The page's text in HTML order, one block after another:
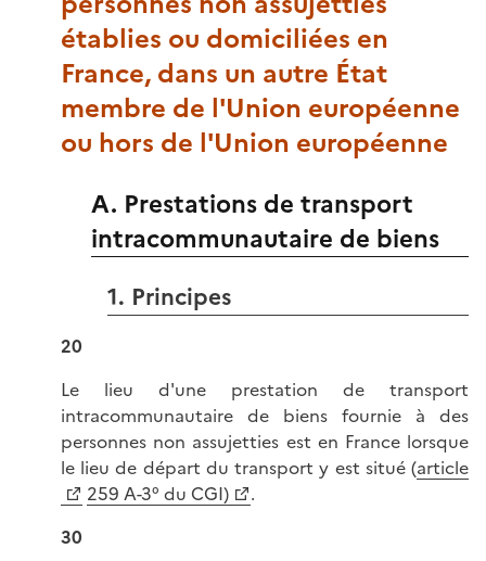
établies ou domiciliées en
France, dans un autre État
membre de l'Union européenne
ou hors de l'Union européenne
A. Prestations de transport
intracommunautaire de biens
1. Principes
20
Le lieu d'une prestation de transport
intracommunautaire de biens fournie à des
personnes non assujetties est en France lorsque
le lieu de départ du transport y est situé (article
259 A-3° du CGI)
.
30